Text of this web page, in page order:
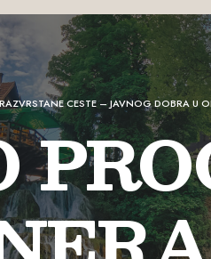
CESTE – JAVNOG DOBRA U